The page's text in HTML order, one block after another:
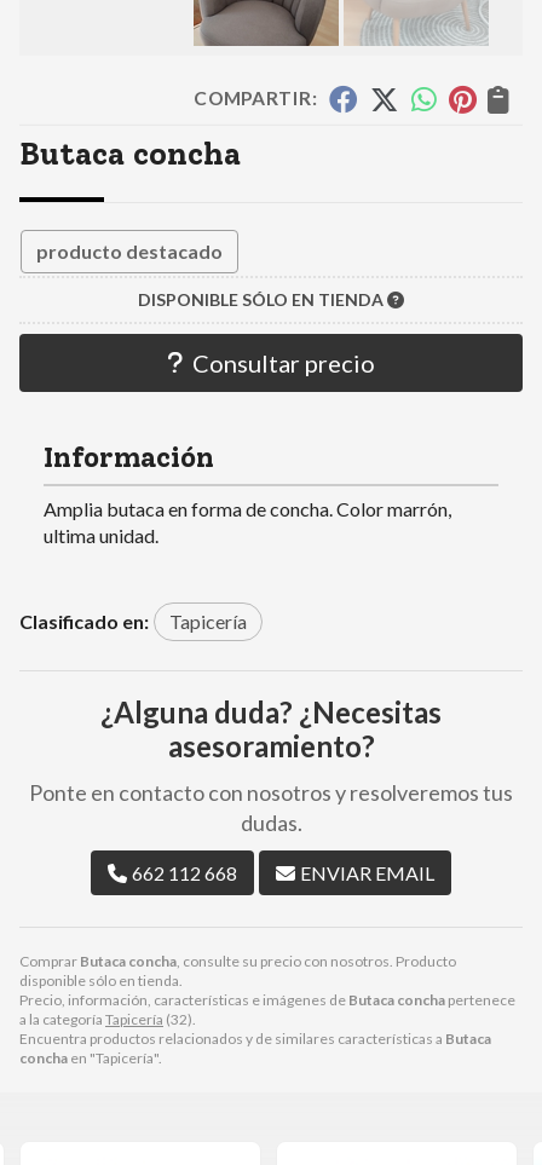
COMPARTIR:
Butaca concha
producto destacado
DISPONIBLE SÓLO EN TIENDA
Consultar precio
Comprar Butaca concha , consulte su precio con nosotros. Producto
disponible sólo en tienda.
Precio, información, características e imágenes de Butaca concha pertenece
a la categoría Tapicería (32).
Encuentra productos relacionados y de similares características a Butaca
concha en "Tapicería".
Información
Amplia butaca en forma de concha. Color marrón,
ultima unidad.
Clasificado en: Tapicería
¿Alguna duda? ¿Necesitas
asesoramiento?
Ponte en contacto con nosotros y resolveremos tus
dudas.
662 112 668 ENVIAR EMAIL